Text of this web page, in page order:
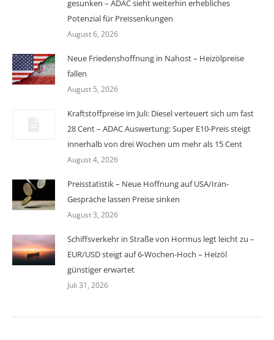
gesunken – ADAC sieht weiterhin erhebliches
Potenzial für Preissenkungen
August 6, 2026
Neue Friedenshoffnung in Nahost – Heizölpreise
fallen
August 5, 2026
Kraftstoffpreise im Juli: Diesel verteuert sich um fast
28 Cent – ADAC Auswertung: Super E10-Preis steigt
innerhalb von drei Wochen um mehr als 15 Cent
August 4, 2026
Preisstatistik – Neue Hoffnung auf USA/Iran-
Gespräche lassen Preise sinken
August 3, 2026
Schiffsverkehr in Straße von Hormus legt leicht zu –
EUR/USD steigt auf 6-Wochen-Hoch – Heizöl
günstiger erwartet
Juli 31, 2026